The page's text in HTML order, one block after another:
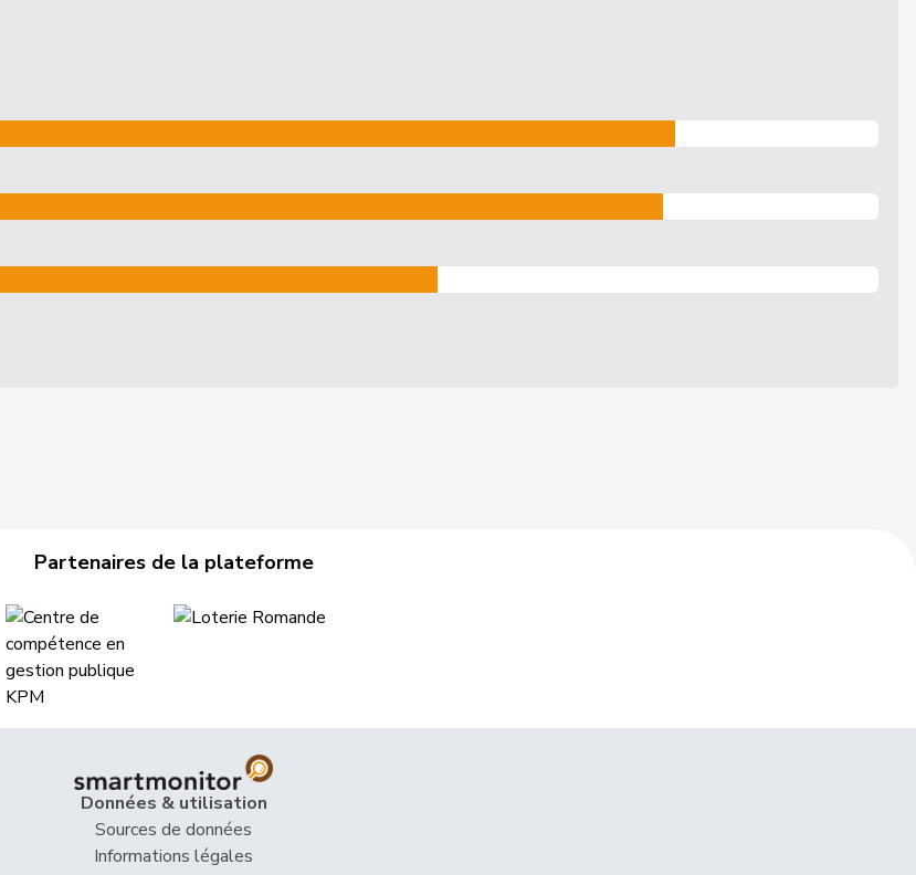
Partenaires de la plateforme
Données & utilisation
Sources de données
Informations légales